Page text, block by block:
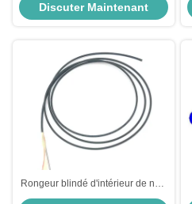
monomode pour les réseaux
Discuter Maintenant
Rongeur blindé d'intérieur de noir
du duplex LSZH serré de câble